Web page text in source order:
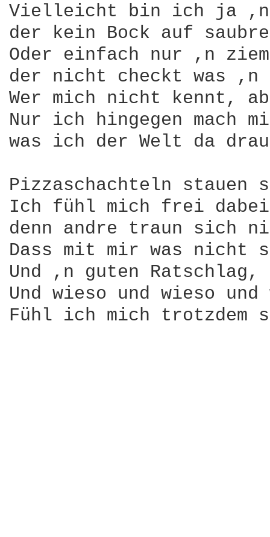
Vielleicht bin ich ja ,n
der kein Bock auf
Oder einfach nur ,n
der nicht checkt was ,n
Wer mich nicht kennt,
Nur ich hingegen mach
was ich der Welt da
Pizzaschachteln stauen
Ich fühl mich frei
denn andre traun sich
Dass mit mir was nicht
Und ,n guten
Und wieso und wieso
Fühl ich mich trotzdem